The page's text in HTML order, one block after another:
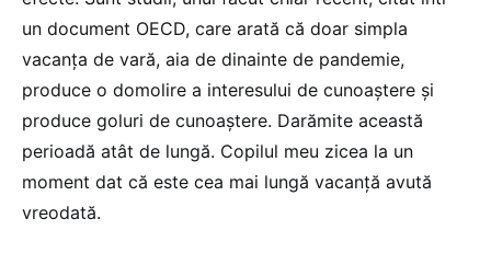
un document OECD, care arată că doar simpla
vacanța de vară, aia de dinainte de pandemie,
produce o domolire a interesului de cunoaștere și
produce goluri de cunoaștere. Darămite această
perioadă atât de lungă. Copilul meu zicea la un
moment dat că este cea mai lungă vacanță avută
vreodată.